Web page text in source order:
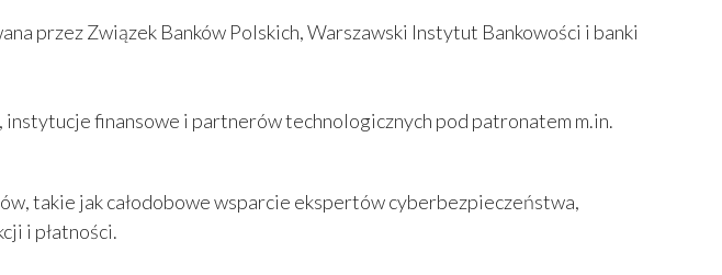
przez Związek Banków Polskich, Warszawski Instytut Bankowości i banki
instytucje finansowe i partnerów technologicznych pod patronatem m.in.
takie jak całodobowe wsparcie ekspertów cyberbezpieczeństwa,
i płatności.